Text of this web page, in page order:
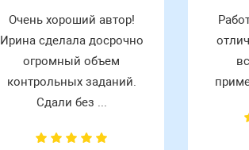
Очень хороший автор!
Ирина сделала досрочно
огромный объем
контрольных заданий.
Сдали без ...